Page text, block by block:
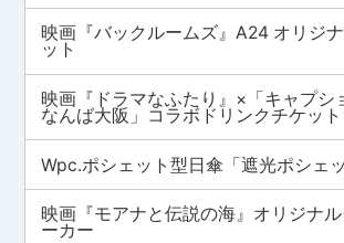
映画『バックルームズ』A24 オリジ
ット
映画『ドラマなふたり』×「キャプ
なんば大阪」コラボドリンクチケット
Wpc.ポシェット型日傘「遮光ポシェ
映画『モアナと伝説の海』オリジナ
ーカー